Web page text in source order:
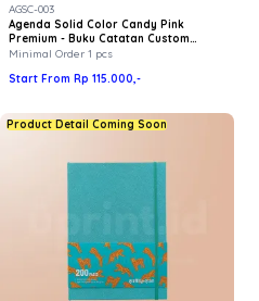
AGSC-003
Agenda Solid Color Candy Pink
Premium - Buku Catatan Custom
Uprint
Minimal Order 1 pcs
Start From Rp 115.000,-
Product Detail Coming Soon